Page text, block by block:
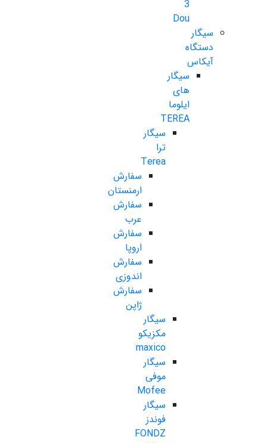
3
Dou
سیگار
دستگاه
آیکاس
سیگار
های
ایلوما
TEREA
سیگار
ترا
Terea
سفارش
ارمنستان
سفارش
عرب
سفارش
اروپا
سفارش
اندوزی
سفارش
ژاپن
سیگار
مکزیکو
maxico
سیگار
موفی
Mofee
سیگار
فوندز
FONDZ